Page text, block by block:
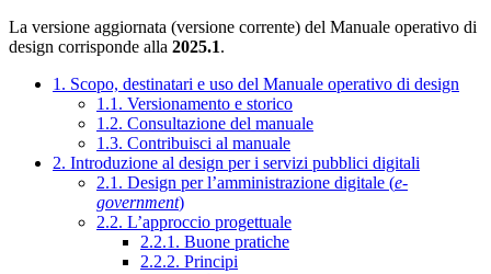
La versione aggiornata (versione corrente) del Manuale operativo di
design corrisponde alla 2025.1.
1. Scopo, destinatari e uso del Manuale operativo di design
1.1. Versionamento e storico
1.2. Consultazione del manuale
1.3. Contribuisci al manuale
2. Introduzione al design per i servizi pubblici digitali
2.1. Design per l’amministrazione digitale (e-
government)
2.2. L’approccio progettuale
2.2.1. Buone pratiche
2.2.2. Principi